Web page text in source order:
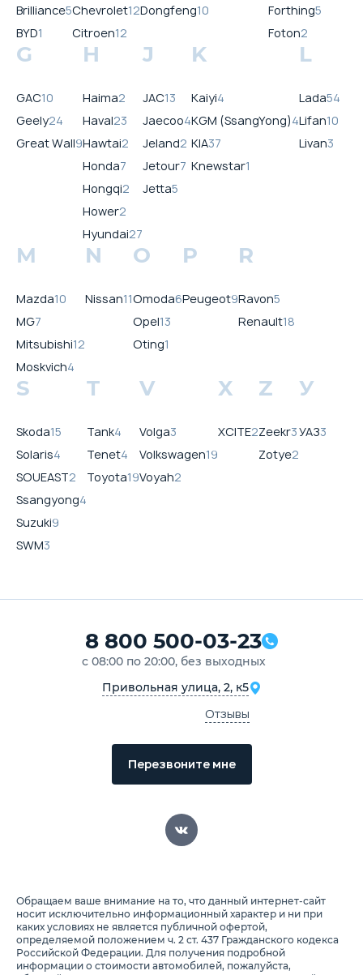
Brilliance5
BYD1
Chevrolet12
Citroen12
Dongfeng10
Forthing5
Foton2
G
GAC10
Geely24
Great Wall9
H
Haima2
Haval23
Hawtai2
Honda7
Hongqi2
Hower2
Hyundai27
J
JAC13
Jaecoo4
Jeland2
Jetour7
Jetta5
K
Kaiyi4
KGM (SsangYong)4
KIA37
Knewstar1
L
Lada54
Lifan10
Livan3
M
Mazda10
MG7
Mitsubishi12
Moskvich4
N
Nissan11
O
Omoda6
Opel13
Oting1
P
Peugeot9
R
Ravon5
Renault18
S
Skoda15
Solaris4
SOUEAST2
Ssangyong4
Suzuki9
SWM3
T
Tank4
Tenet4
Toyota19
V
Volga3
Volkswagen19
Voyah2
X
XCITE2
Z
Zeekr3
Zotye2
У
УАЗ3
8 800 500-03-23
с 08:00 по 20:00, без выходных
Привольная улица, 2, к5
Отзывы
Перезвоните мне
Обращаем ваше внимание на то, что данный интернет-сайт
носит исключительно информационный характер и ни при
каких условиях не является публичной офертой,
определяемой положением ч. 2 ст. 437 Гражданского кодекса
Российской Федерации. Для получения подробной
информации о стоимости автомобилей, пожалуйста,